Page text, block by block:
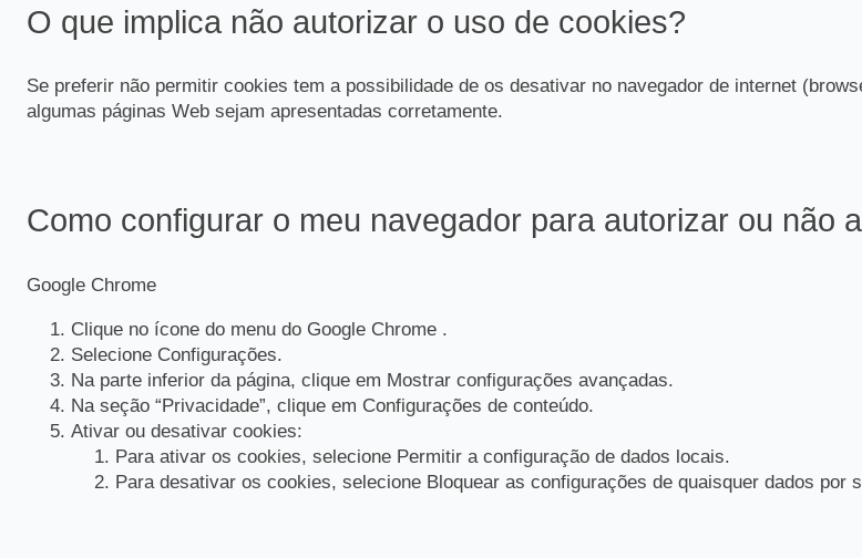
O que implica não autorizar o uso de cookies?
Se preferir não permitir cookies tem a possibilidade de os desativar no navegador de internet
algumas páginas Web sejam apresentadas corretamente.
Como configurar o meu navegador para autorizar ou não
Google Chrome
Clique no ícone do menu do Google Chrome .
Selecione Configurações.
Na parte inferior da página, clique em Mostrar configurações avançadas.
Na seção “Privacidade”, clique em Configurações de conteúdo.
Ativar ou desativar cookies:
Para ativar os cookies, selecione Permitir a configuração de dados locais.
Para desativar os cookies, selecione Bloquear as configurações de quaisquer dados por